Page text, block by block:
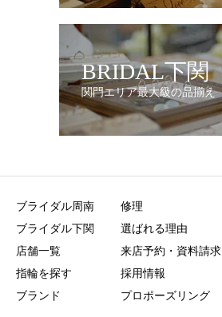
BRIDAL下関
関門エリア最大級の品揃え
ブライダル周南
ブライダル下関
店舗一覧
指輪を探す
ブランド
修理
選ばれる理由
来店予約・資料請求
採用情報
プロポーズリング